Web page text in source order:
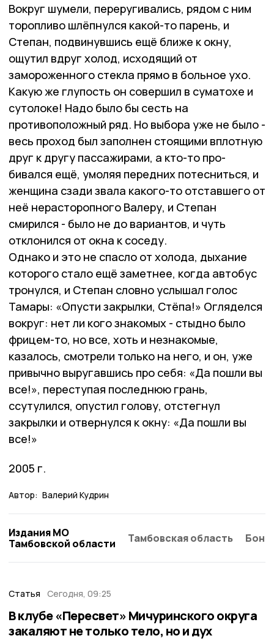
Вокруг шумели, переругивались, рядом с ним
торопливо шлёпнулся какой-то парень, и
Степан, подвинувшись ещё ближе к окну,
ощутил вдруг холод, исходящий от
замороженного стекла прямо в больное ухо.
Какую же глупость он совершил в суматохе и
сутолоке! Надо было бы сесть на
противоположный ряд. Но выбора уже не было -
весь проход был заполнен стоящими вплотную
друг к другу пассажирами, а кто-то про-
бивался ещё, умоляя передних потесниться, и
женщина сзади звала какого-то отставшего от
неё нерасторопного Валеру, и Степан
смирился - было не до вариантов, и чуть
отклонился от окна к соседу.
Однако и это не спасло от холода, дыхание
которого стало ещё заметнее, когда автобус
тронулся, и Степан словно услышал голос
Тамары: «Опусти закрылки, Стёпа!» Огляделся
вокруг: нет ли кого знакомых - стыдно было
фрицем-то, но все, хоть и незнакомые,
казалось, смотрели только на него, и он, уже
привычно выругавшись про себя: «Да пошли вы
все!», переступая последнюю грань,
ссутулился, опустил голову, отстегнул
закрылки и отвернулся к окну: «Да пошли вы
все!»
2005 г.
Автор: Валерий Кудрин
Издания МО
Тамбовской области
Тамбовская область
Статья Сегодня, 09:25
В клубе «Пересвет» Мичуринского округа
закаляют не только тело, но и дух